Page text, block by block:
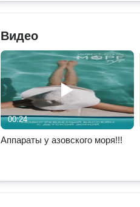
Видео
00:24
Аппараты у азовского моря!!!